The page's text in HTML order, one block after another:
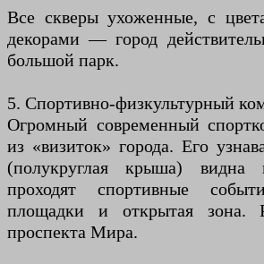
Все скверы ухоженные, с
декорами — город
большой парк.
5. Спортивно-физкультурный
Огромный современный
из «визиток» города. Его
(полукруглая крыша) видна
проходят спортивные
площадки и открытая
проспекта Мира.